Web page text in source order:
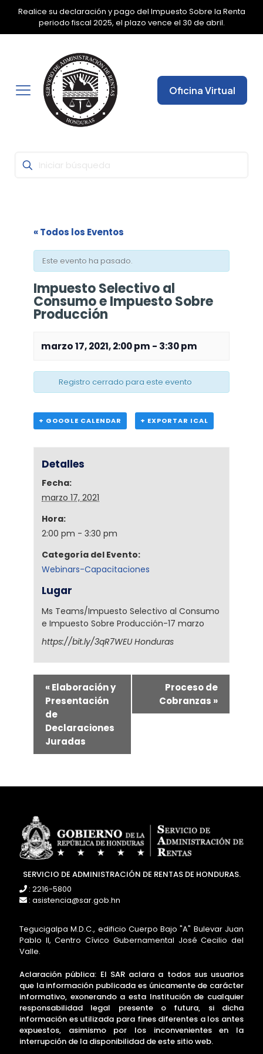
Realice su declaración y pago del Impuesto Sobre la Renta
periodo fiscal 2025, el plazo vence el 30 de abril.
✕
Oficina Virtual
« Todos los Eventos
Este evento ha pasado.
Impuesto Selectivo al
Consumo e Impuesto Sobre
Producción
marzo 17, 2021, 2:00 pm - 3:30 pm
Registro cerrado para este evento
+ GOOGLE CALENDAR + EXPORTAR ICAL
Detalles
Fecha:
marzo 17, 2021
Hora:
2:00 pm - 3:30 pm
Categoría del Evento:
Webinars-Capacitaciones
Lugar
Ms Teams/Impuesto Selectivo al Consumo
e Impuesto Sobre Producción-17 marzo
https://bit.ly/3qR7WEU Honduras
«Elaboración y
Presentación
de
Declaraciones
Juradas
Proceso de
Cobranzas »
SERVICIO DE ADMINISTRACIÓN DE RENTAS DE HONDURAS.
: 2216-5800
: asistencia@sar.gob.hn
Tegucigalpa M.D.C., edificio Cuerpo Bajo "A" Bulevar Juan
Pablo II, Centro Cívico Gubernamental José Cecilio del
Valle.
Aclaración pública: El SAR aclara a todos sus usuarios
que la información publicada es únicamente de carácter
informativo, exonerando a esta Institución de cualquier
responsabilidad legal presente o futura, si dicha
información es utilizada para fines diferentes a los antes
expuestos, asimismo por los inconvenientes en la
interrupción de la disponibilidad de este sitio web.